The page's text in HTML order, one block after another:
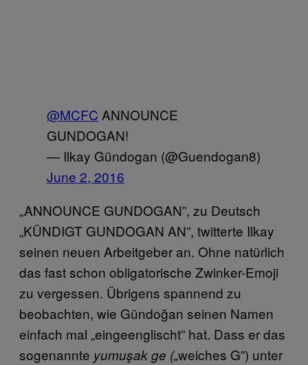
@MCFC ANNOUNCE
GUNDOGAN!
— Ilkay Gündogan (@Guendogan8)
June 2, 2016
„ANNOUNCE GUNDOGAN”, zu Deutsch
„KÜNDIGT GUNDOGAN AN”, twitterte Ilkay
seinen neuen Arbeitgeber an. Ohne natürlich
das fast schon obligatorische Zwinker-Emoji
zu vergessen. Übrigens spannend zu
beobachten, wie Gündoğan seinen Namen
einfach mal „eingeenglischt” hat. Dass er das
sogenannte yumuşak ge („weiches G”) unter